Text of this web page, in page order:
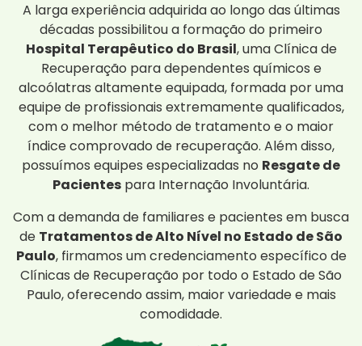
A larga experiência adquirida ao longo das últimas
décadas possibilitou a formação do primeiro
Hospital Terapêutico do Brasil, uma Clínica de
Recuperação para dependentes químicos e
alcoólatras altamente equipada, formada por uma
equipe de profissionais extremamente qualificados,
com o melhor método de tratamento e o maior
índice comprovado de recuperação. Além disso,
possuímos equipes especializadas no Resgate de
Pacientes para Internação Involuntária.
Com a demanda de familiares e pacientes em busca
de Tratamentos de Alto Nível no Estado de São
Paulo, firmamos um credenciamento específico de
Clínicas de Recuperação por todo o Estado de São
Paulo, oferecendo assim, maior variedade e mais
comodidade.